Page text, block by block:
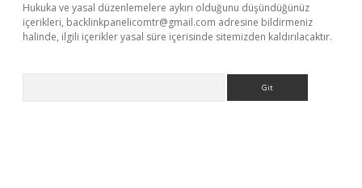
Hukuka ve yasal düzenlemelere aykırı olduğunu düşündüğünüz
içerikleri, backlinkpanelicomtr@gmail.com adresine bildirmeniz
halinde, ilgili içerikler yasal süre içerisinde sitemizden kaldırılacaktır.